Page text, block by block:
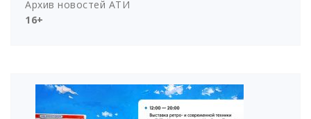
Архив новостей АТИ
16+